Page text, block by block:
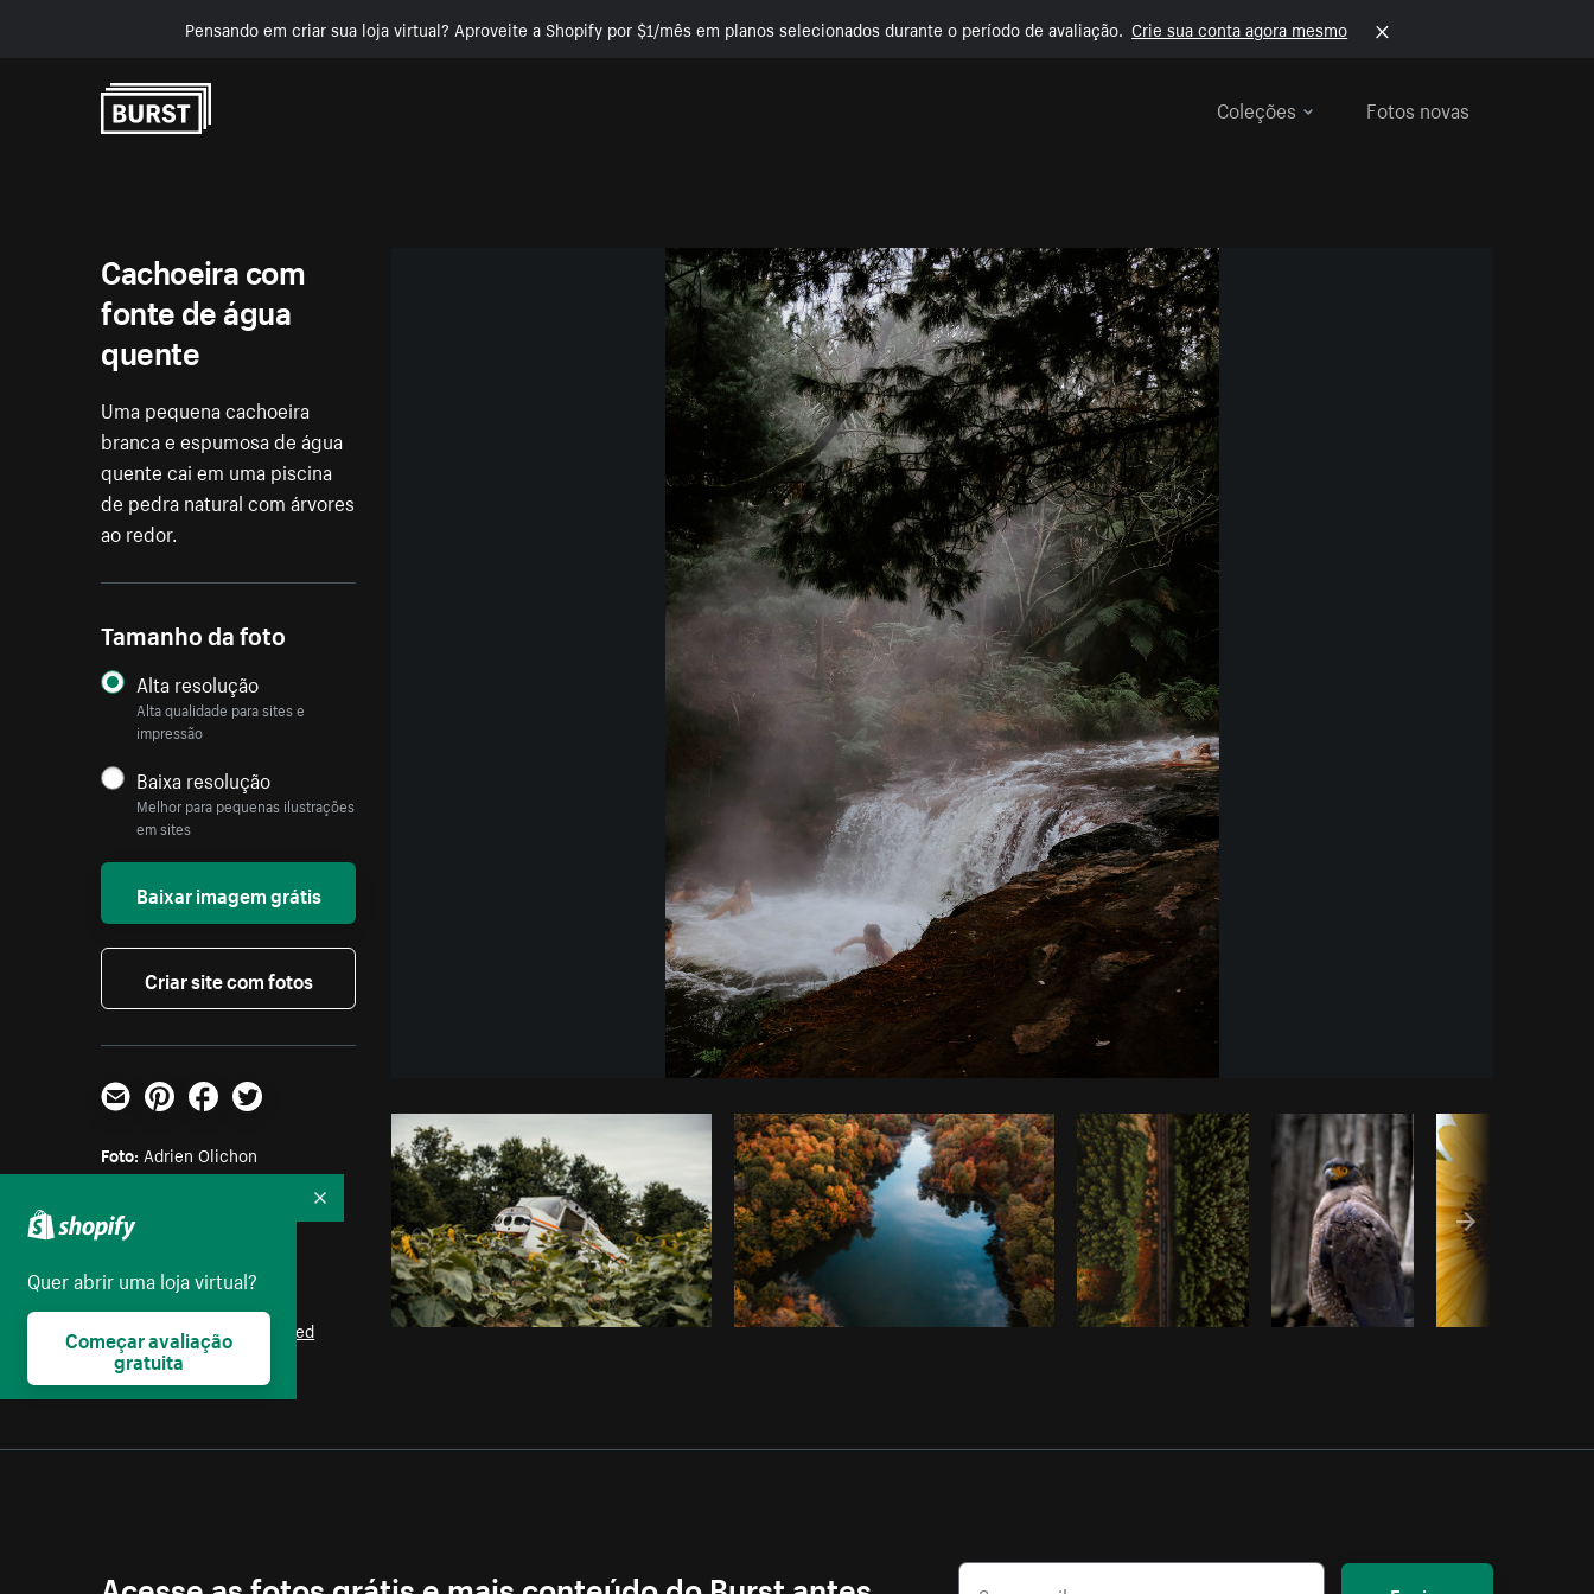
Pensando em criar sua loja virtual? Aproveite a Shopify por $1/mês em planos selecionados durante o período de avaliação. Crie sua conta agora mesmo
Coleções
Fotos novas
Foto da Adrien Olichon doBurst Copiar código
Cachoeira com
fonte de água
quente
Uma pequena cachoeira
branca e espumosa de água
quente cai em uma piscina
de pedra natural com árvores
ao redor.
Tamanho da foto
Alta resolução
Alta qualidade para sites e
impressão
Baixa resolução
Melhor para pequenas ilustrações
em sites
Baixar imagem grátis
Criar site com fotos
E-mailPinterestFacebookTwitter
Foto: Adrien Olichon
Parte das coleções:
Água
Burst Some Rights Reserved
Quer abrir uma loja virtual?
Começar avaliação
gratuita
Recolher